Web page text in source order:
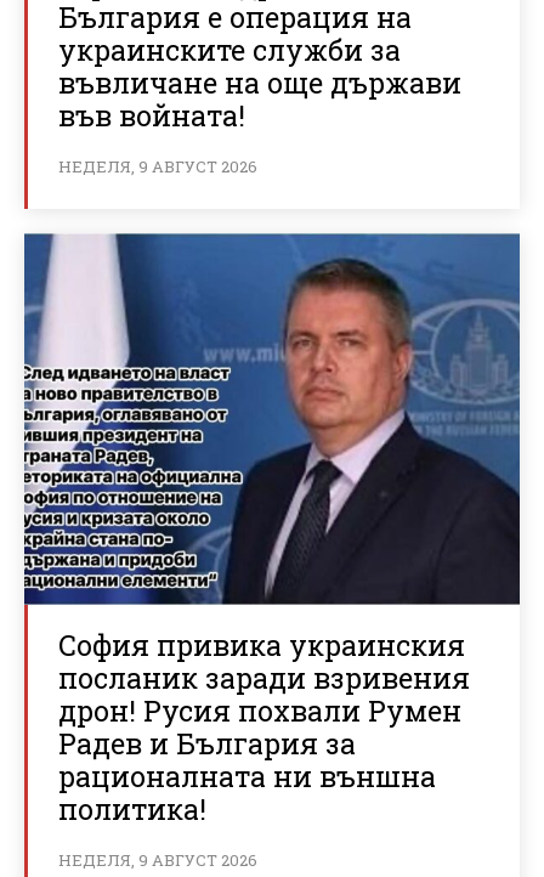
България е операция на
украинските служби за
въвличане на още държави
във войната!
НЕДЕЛЯ, 9 АВГУСТ 2026
София привика украинския
посланик заради взривения
дрон! Русия похвали Румен
Радев и България за
рационалната ни външна
политика!
НЕДЕЛЯ, 9 АВГУСТ 2026